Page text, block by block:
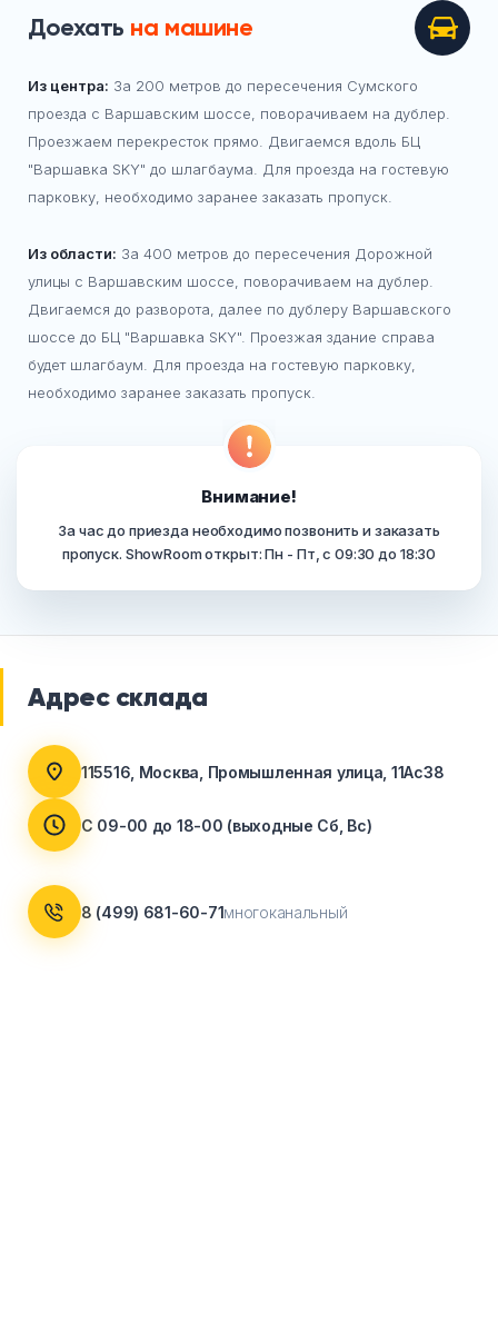
Доехать на машине
Из центра: За 200 метров до пересечения Сумского
проезда с Варшавским шоссе, поворачиваем на дублер.
Проезжаем перекресток прямо. Двигаемся вдоль БЦ
"Варшавка SKY" до шлагбаума. Для проезда на гостевую
парковку, необходимо заранее заказать пропуск.
Из области: За 400 метров до пересечения Дорожной
улицы с Варшавским шоссе, поворачиваем на дублер.
Двигаемся до разворота, далее по дублеру Варшавского
шоссе до БЦ "Варшавка SKY". Проезжая здание справа
будет шлагбаум. Для проезда на гостевую парковку,
необходимо заранее заказать пропуск.
Внимание!
За час до приезда необходимо позвонить и заказать
пропуск. ShowRoom открыт: Пн - Пт, с 09:30 до 18:30
Адрес склада
115516, Москва, Промышленная улица, 11Ас38
С 09-00 до 18-00 (выходные Сб, Вс)
8 (499) 681-60-71многоканальный